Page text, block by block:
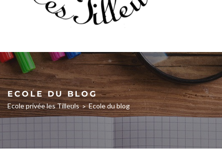
ECOLE DU BLOG
Ecole privée les Tilleuls > Ecole du blog